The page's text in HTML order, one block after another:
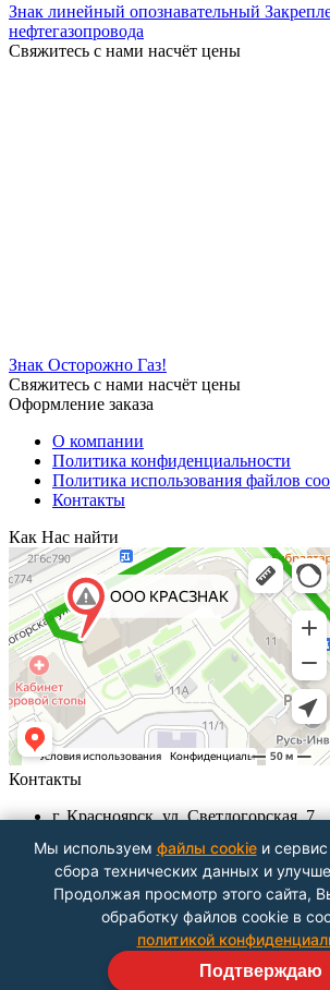
Знак линейный опознавательный
нефтегазопровода
Свяжитесь с нами насчёт цены
Знак Осторожно Газ!
Свяжитесь с нами насчёт цены
Оформление заказа
О компании
Политика конфиденциальности
Политика использования файлов
Контакты
Как Нас найти
Контакты
г. Красноярск, ул. Светлогорская, 7
Пн-Пт с 9.00 - до 18.00
info@krasznak24.ru
Посмотреть на карте
Мы используем файлы cookieи сервис
сбора технических данных и
Продолжая просмотр этого сайта,
обработку файлов cookie в
политикой
Подтверждаю